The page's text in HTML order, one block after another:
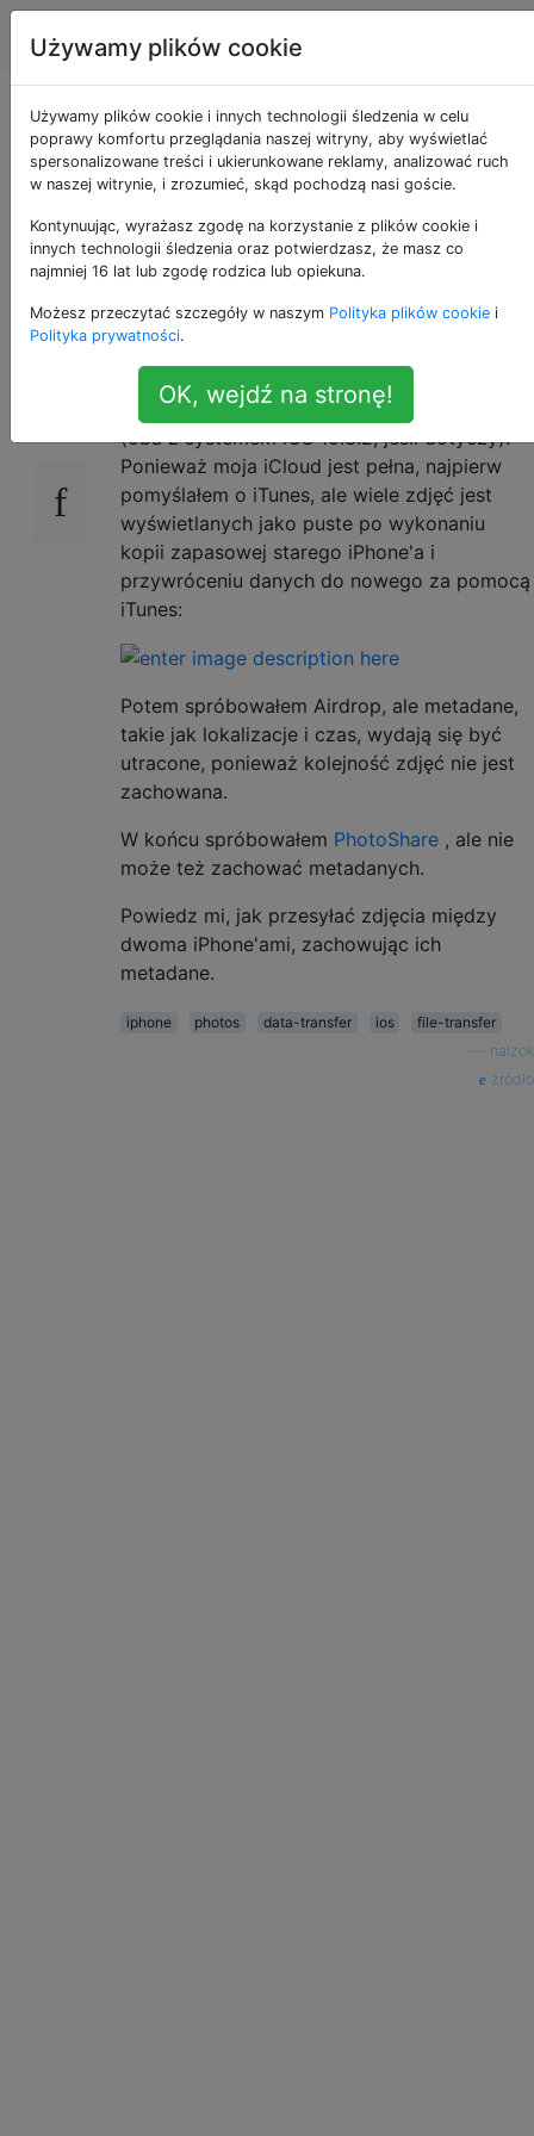
Apple Tagi
Przesyłanie zdjęć
między iPhoneami z
zachowaniem
metadanych
Chcę przenieść wszystkie zdjęcia z mojego
starego iPhone'a 6 na nowy iPhone 7 Plus
(oba z systemem iOS 10.3.2, jeśli dotyczy).
Ponieważ moja iCloud jest pełna, najpierw
pomyślałem o iTunes, ale wiele zdjęć jest
wyświetlanych jako puste po wykonaniu
kopii zapasowej starego iPhone'a i
przywróceniu danych do nowego za pomocą
iTunes:
Potem spróbowałem Airdrop, ale metadane,
takie jak lokalizacje i czas, wydają się być
utracone, ponieważ kolejność zdjęć nie jest
zachowana.
W końcu spróbowałem PhotoShare , ale nie
może też zachować metadanych.
Powiedz mi, jak przesyłać zdjęcia między
dwoma iPhone'ami, zachowując ich
metadane.
iphone photos data-transfer ios
file-transfer
nalzok
źródło
Używamy plików cookie
Używamy plików cookie i innych technologii śledzenia w celu
poprawy komfortu przeglądania naszej witryny, aby wyświetlać
spersonalizowane treści i ukierunkowane reklamy, analizować ruch
w naszej witrynie, i zrozumieć, skąd pochodzą nasi goście.
Kontynuując, wyrażasz zgodę na korzystanie z plików cookie i
innych technologii śledzenia oraz potwierdzasz, że masz co
najmniej 16 lat lub zgodę rodzica lub opiekuna.
Możesz przeczytać szczegóły w naszym Polityka plików cookie i
Polityka prywatności.
OK, wejdź na stronę!